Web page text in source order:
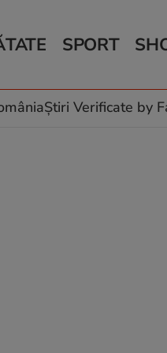
SPORT
Știri Verificate by